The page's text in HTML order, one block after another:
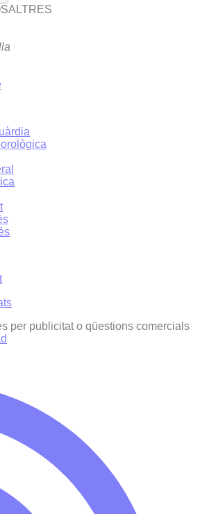
per publicitat o qüestions comercials